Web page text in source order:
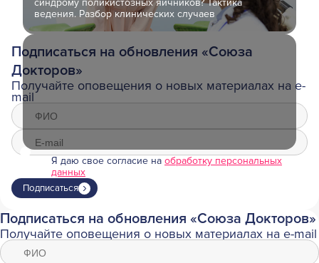
синдрому поликистозных яичников? Тактика
ведения. Разбор клинических случаев
Подписаться на обновления «Союза
Докторов»
Получайте оповещения о новых материалах на e-
mail
Я даю свое согласие на обработку персональных
данных
Подписаться
Подписаться на обновления «Союза Докторов»
Получайте оповещения о новых материалах на e-mail